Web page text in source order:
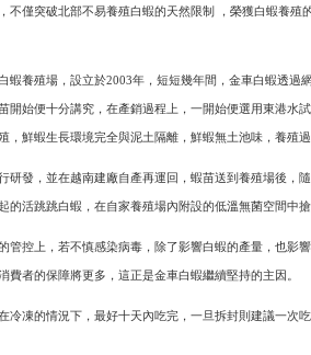
不僅突破北部不易養殖白蝦的天然限制 ，榮獲白蝦養殖
蝦養殖場，設立於2003年，短短幾年間，金車白蝦透過
開始便十分講究，在產銷過程上，一開始便選用東港水
，鮮蝦生長環境完全與泥土隔離，鮮蝦無土池味，養殖
研發，並在越南建廠自產再運回，蝦苗送到養殖場後，
的活跳跳白蝦，在自家養殖場內附設的低溫無菌空間中
管控上，若不慎感染病毒，除了影響白蝦的產量，也影
費者的保障將更多，這正是金車白蝦繼續堅持的主因。
冷凍的情況下，最好十天內吃完，一旦拆封則建議一次